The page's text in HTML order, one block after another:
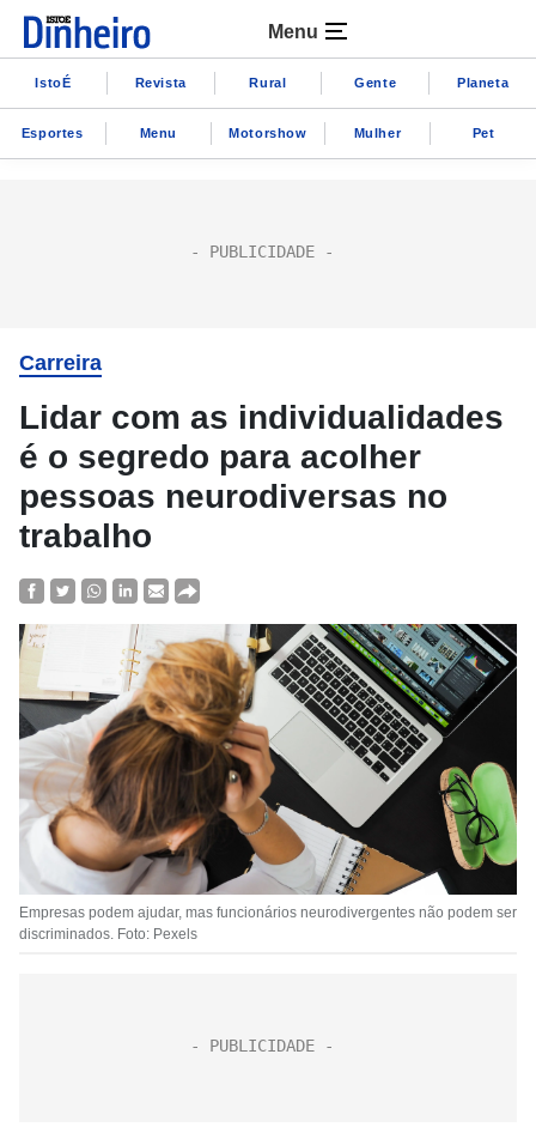
Menu
IstoÉ Revista Rural Gente Planeta
Esportes Menu Motorshow Mulher Pet
Carreira
Lidar com as individualidades
é o segredo para acolher
pessoas neurodiversas no
trabalho
Empresas podem ajudar, mas funcionários neurodivergentes não podem ser
discriminados. Foto: Pexels